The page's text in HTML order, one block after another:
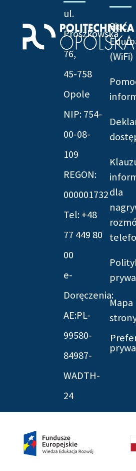
ul.
Prószkowska
76,
45-758
Opole
NIP: 754-
00-08-
109
REGON:
000001732
Tel: +48
77 449 80
00
e-
Doręczenia:
AE:PL-
99580-
84987-
WADTH-
24
Sieć
(WiFi)
dla
Mapa